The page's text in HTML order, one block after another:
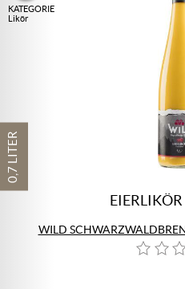
0,7 LITER
KATEGORIE
Likör
WILD